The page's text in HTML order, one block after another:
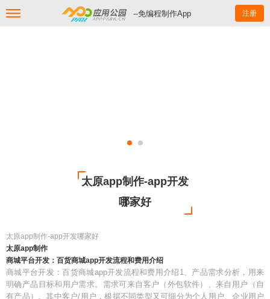
--免编程制作App 注册
太原app制作-app开发
哪家好
太原app制作-app开发哪家好
太原app制作
商城平台开发：百货商城app开发流程和费用介绍
商城平台开发：百货商城app开发流程和费用介绍1、产品需求分析，用来
明确产品目标和用户需求。需求可来自客户（外包软件）、来自用户（自
有产品）。其中客户/用户，根据不同类型又可细分为个人用户、企业用户